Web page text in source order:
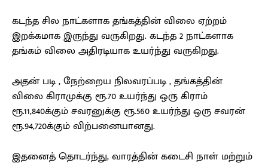
கடந்த சில நாட்களாக தங்கத்தின் விலை ஏற்றம்
இறக்கமாக இருந்து வருகிறது. கடந்த 2 நாட்களாக
தங்கம் விலை அதிரடியாக உயர்ந்து வருகிறது.
அதன் படி , நேற்றைய நிலவரப்படி , தங்கத்தின்
விலை கிராமுக்கு ரூ.70 உயர்ந்து ஒரு கிராம்
ரூ.11,840க்கும் சவரனுக்கு ரூ.560 உயர்ந்து ஒரு சவரன்
ரூ.94,720க்கும் விற்பனையானது.
இதனைத் தொடர்ந்து, வாரத்தின் கடைசி நாள் மற்றும்